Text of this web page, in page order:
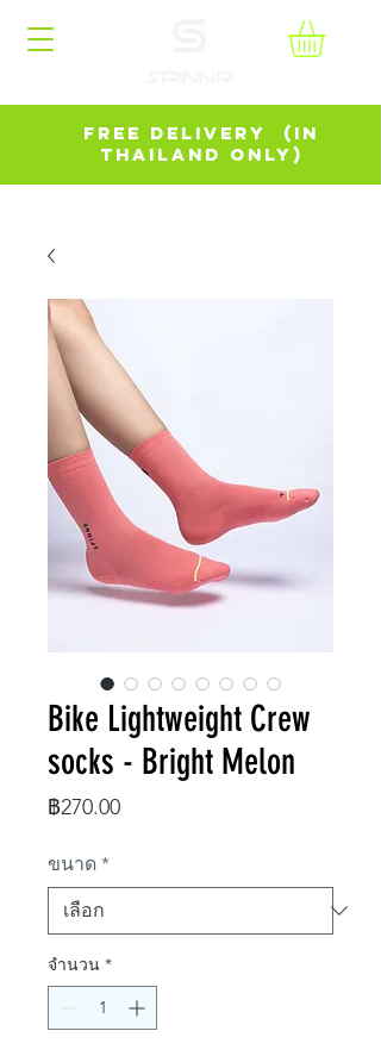
FREE DELIVERY (in
Thailand Only)
Bike Lightweight Crew
socks - Bright Melon
฿270.00ราคา
ขนาด *
จำนวน *